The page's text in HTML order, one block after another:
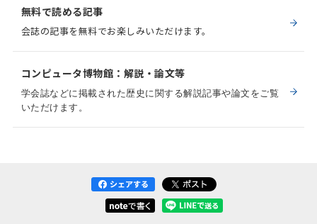
無料で読める記事
会誌の記事を無料でお楽しみいただけます。
コンピュータ博物館：解説・論文等
学会誌などに掲載された歴史に関する解説記事や論文をご覧
いただけます。